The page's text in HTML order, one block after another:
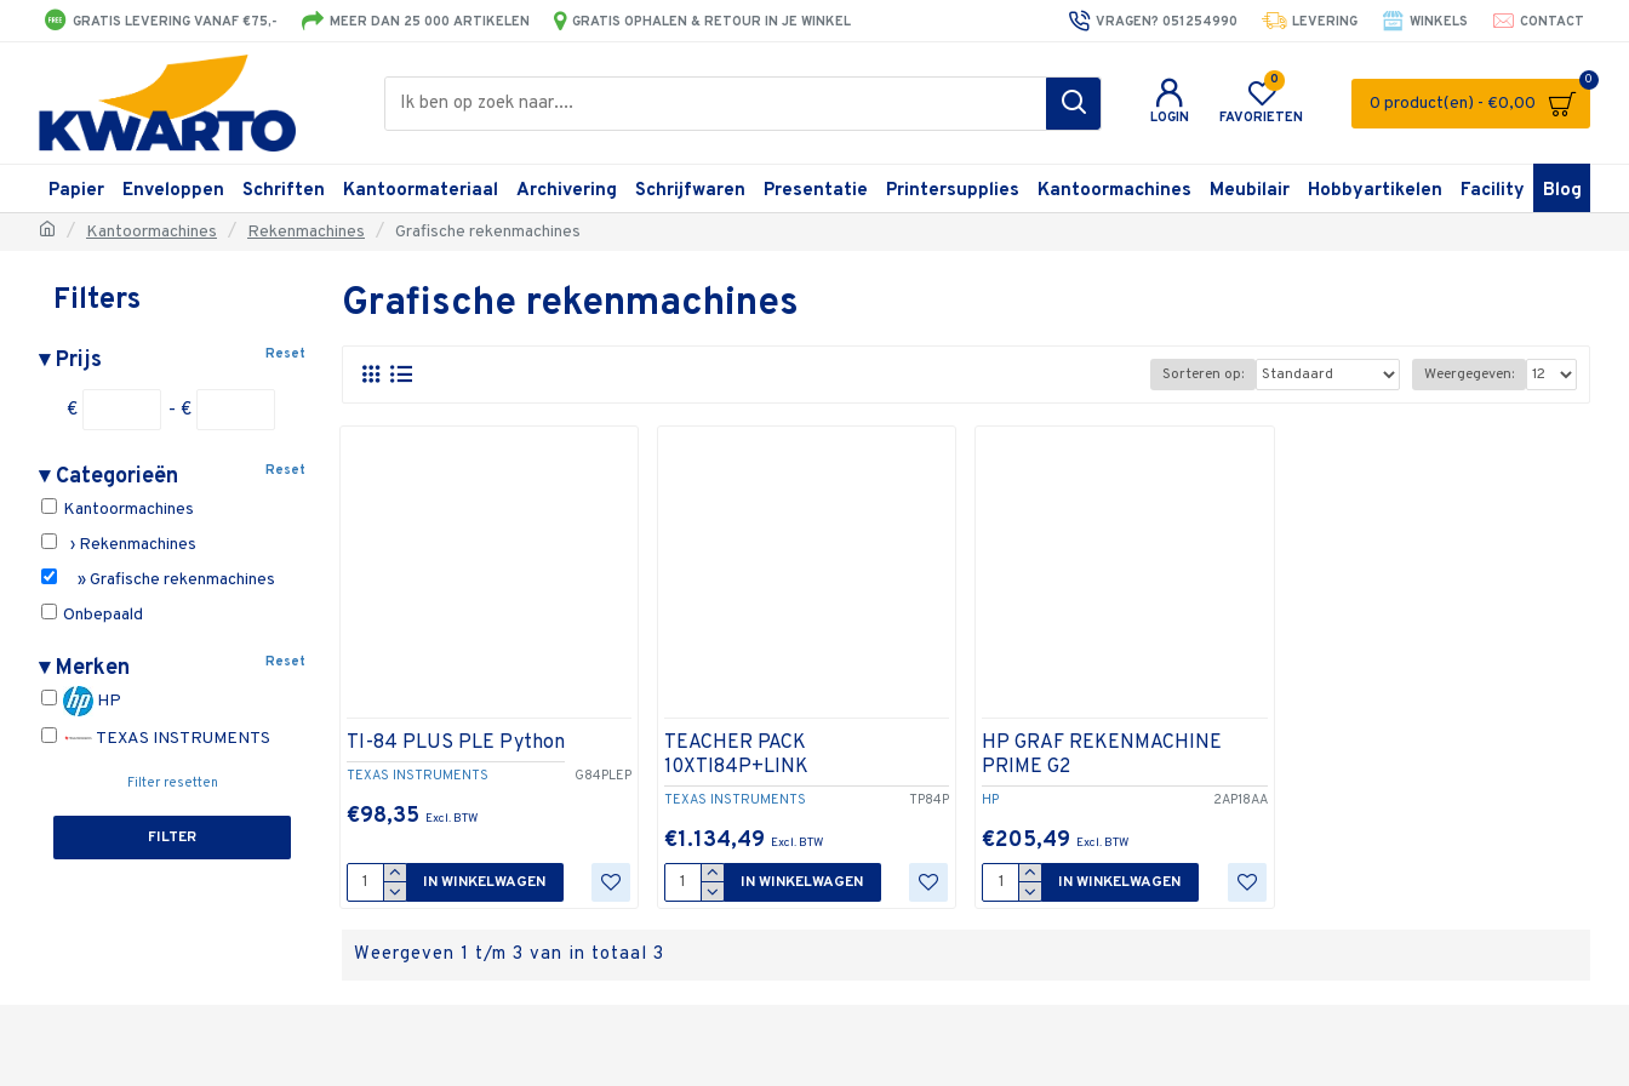
GRATIS LEVERING VANAF €75,- MEER DAN 25 000 ARTIKELEN GRATIS OPHALEN & RETOUR IN JE WINKEL VRAGEN? 051254990 LEVERING WINKELS CONTACT
LOGIN FAVORIETEN
0
0 product(en) - €0,00
0
Papier Enveloppen Schriften Kantoormateriaal Archivering Schrijfwaren Presentatie Printersupplies Kantoormachines Meubilair Hobbyartikelen Facility Blog
Kantoormachines Rekenmachines Grafische rekenmachines
Filters
▾Prijs Reset
€ - €
▾Categorieën Reset
Kantoormachines
› Rekenmachines
» Grafische rekenmachines
Onbepaald
▾Merken Reset
HP
TEXAS INSTRUMENTS
Filter resetten
FILTER
Grafische rekenmachines
Sorteren op: Weergegeven:
TEXAS INSTRUMENTS G84PLEP
TI-84 PLUS PLE Python
€98,35
IN WINKELWAGEN
TEXAS INSTRUMENTS TP84P
TEACHER PACK
10XTI84P+LINK
€1.134,49
IN WINKELWAGEN
HP 2AP18AA
HP GRAF REKENMACHINE
PRIME G2
€205,49
IN WINKELWAGEN
Weergeven 1 t/m 3 van in totaal 3